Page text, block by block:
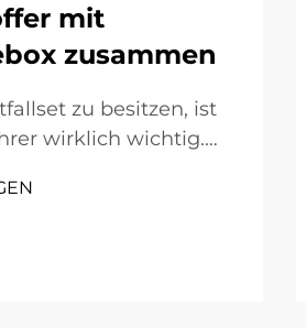
mit
zusammen
zu besitzen, ist
wirklich wichtig.
wenn man es